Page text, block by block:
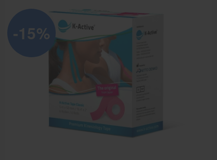
Kinesiotape
Sporttape
Farmaceutische artikelen
Verzorgingskoffers | Bidonkratten
Voedingssupplementen
Huidverzorging
-15%